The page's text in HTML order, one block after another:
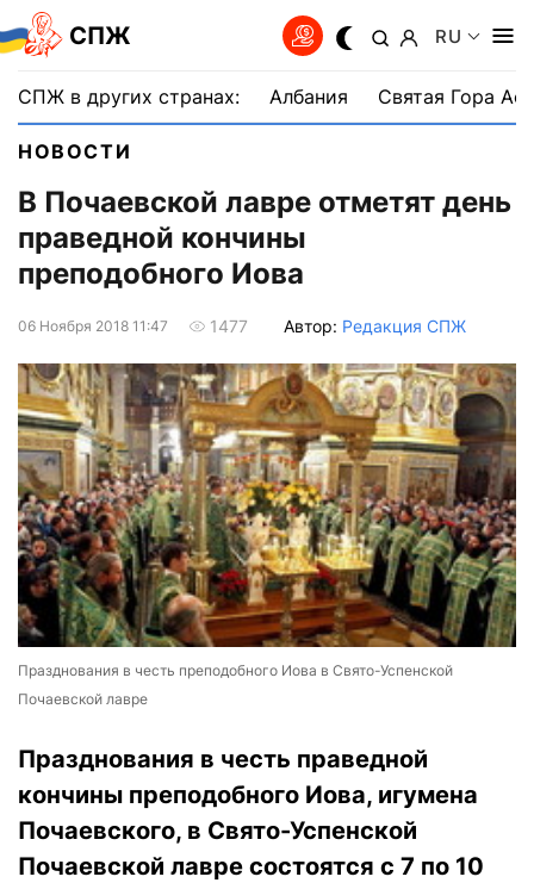
СПЖ RU
СПЖ в других странах: Албания Святая Гора
НОВОСТИ
В Почаевской лавре отметят день
праведной кончины
преподобного Иова
06 Ноября 2018 11:47 1477 Автор: Редакция СПЖ
Празднования в честь преподобного Иова в Свято-Успенской
Почаевской лавре
Празднования в честь праведной
кончины преподобного Иова, игумена
Почаевского, в Свято-Успенской
Почаевской лавре состоятся с 7 по 10